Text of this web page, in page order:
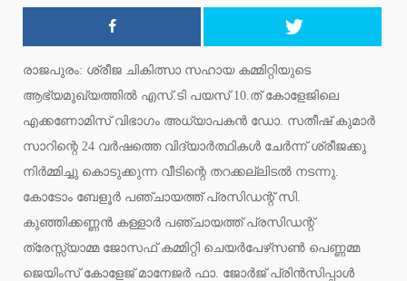
രാജപുരം: ശ്രീജ ചികിത്സാ സഹായ കമ്മിറ്റിയുടെ
ആഭ്യമുഖ്യത്തില്‍ എസ്.ടി പയസ് 10.ത് കോളേജിലെ
എക്കണോമിസ് വിഭാഗം അധ്യാപകന്‍ ഡോ. സതീഷ് കുമാര്‍
സാറിന്റെ 24 വര്‍ഷത്തെ വിദ്യാര്‍ത്ഥികള്‍ ചേര്‍ന്ന് ശ്രീജക്കു
നിര്‍മ്മിച്ചു കൊടുക്കുന്ന വീടിന്റെ തറക്കല്ലിടല്‍ നടന്നു.
കോടോം ബേളൂര്‍ പഞ്ചായത്ത് പ്രസിഡന്റ് സി.
കുഞ്ഞിക്കണ്ണന്‍ കള്ളാര്‍ പഞ്ചായത്ത് പ്രസിഡന്റ്
ത്രേസ്സ്യാമ്മ ജോസഫ് കമ്മിറ്റി ചെയര്‍പേഴ്‌സണ്‍ പെണ്ണമ്മ
ജെയിംസ് കോളേജ് മാനേജര്‍ ഫാ. ജോര്‍ജ് പ്രിന്‍സിപ്പാള്‍